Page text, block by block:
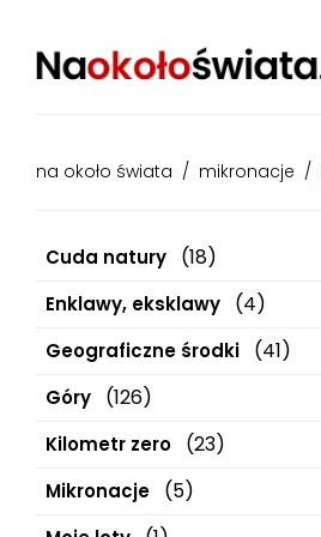
na około świata / mikronacje /
Cuda natury (18)
Enklawy, eksklawy (4)
Geograficzne środki (41)
Góry (126)
Kilometr zero (23)
Mikronacje (5)